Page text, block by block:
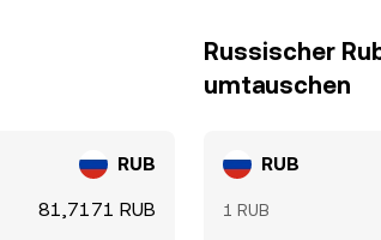
RUB
81,7171 RUB
Russischer
umtauschen
RUB
1 RUB